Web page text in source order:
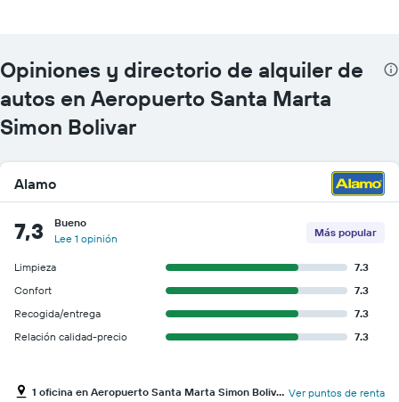
Opiniones y directorio de alquiler de
autos en Aeropuerto Santa Marta
Simon Bolivar
Alamo
7,3
Bueno
Lee 1 opinión
Más popular
Limpieza
7.3
Confort
7.3
Recogida/entrega
7.3
Relación calidad-precio
7.3
1 oficina en Aeropuerto Santa Marta Simon Bolivar Ver puntos de renta